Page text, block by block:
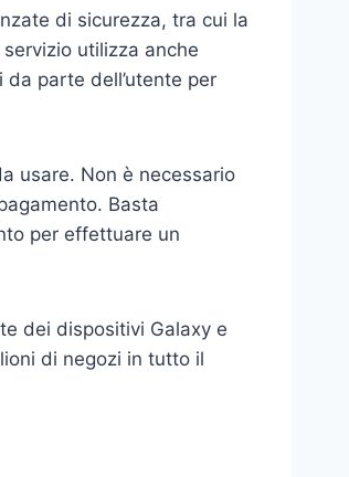
di sicurezza, tra cui la
utilizza anche
da parte dell’utente per
usare. Non è necessario
Basta
per effettuare un
dei dispositivi Galaxy e
di negozi in tutto il